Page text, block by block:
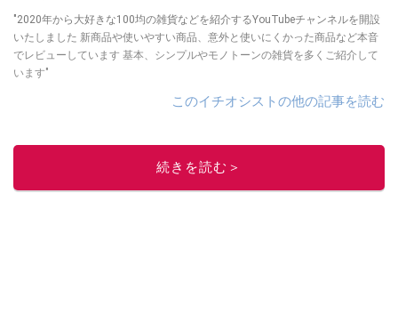
"2020年から大好きな100均の雑貨などを紹介するYouTubeチャンネルを開設
いたしました 新商品や使いやすい商品、意外と使いにくかった商品など本音
でレビューしています 基本、シンプルやモノトーンの雑貨を多くご紹介して
います"
このイチオシストの他の記事を読む
続きを読む＞